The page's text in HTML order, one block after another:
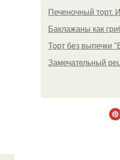
Печеночный торт.
Баклажаны как
Торт без выпечки
Замечательный